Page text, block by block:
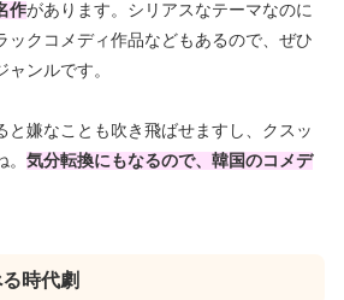
作があります。シリアスなテーマなのに
ックコメディ作品などもあるので、ぜひ
ンルです。
と嫌なことも吹き飛ばせますし、クスッ
気分転換にもなるので、韓国のコメデ
時代劇